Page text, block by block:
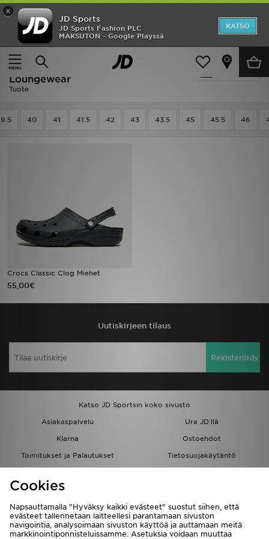
×
JD Sports
JD Sports Fashion PLC
MAKSUTON - Google Playssä
KATSO
Etusivu
Miehet Miesten kengät
Suodata
Musta Crocs Miesten kengät -
Loungewear
Tuote
40 41 41.5 42 43 43.5 45 45.5 46
Crocs Classic Clog Miehet
55,00€
Uutiskirjeen tilaus
Rekisteröidy
Katso JD Sportsin koko sivusto
Asiakaspalvelu
Ura JD:llä
Klarna
Ostoehdot
Toimitukset ja Palautukset
Tietosuojakäytäntö
Löydä myymälä
Kumppanuusohjelma
JD Blog
Etusivu
Ale
Uutuudet
Tuotemerkit
Inspiroidu
Jalkapallo
Asiakaspalvelu ja tietoa
Cookies
Napsauttamalla "Hyväksy kaikki evästeet" suostut siihen, että
evästeet tallennetaan laitteellesi parantamaan sivuston
navigointia, analysoimaan sivuston käyttöä ja auttamaan meitä
markkinointiponnisteluissamme. Asetuksia voidaan muuttaa